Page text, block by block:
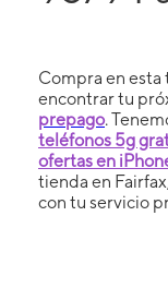
Compra en
encontrar tu
prepago.
teléfonos 5g
ofertas en
tienda en
con tu servicio